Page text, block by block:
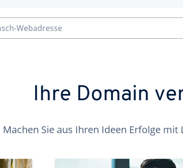
Webadresse
Ihre Domain
Machen Sie aus Ihren Ideen Erfolge mit